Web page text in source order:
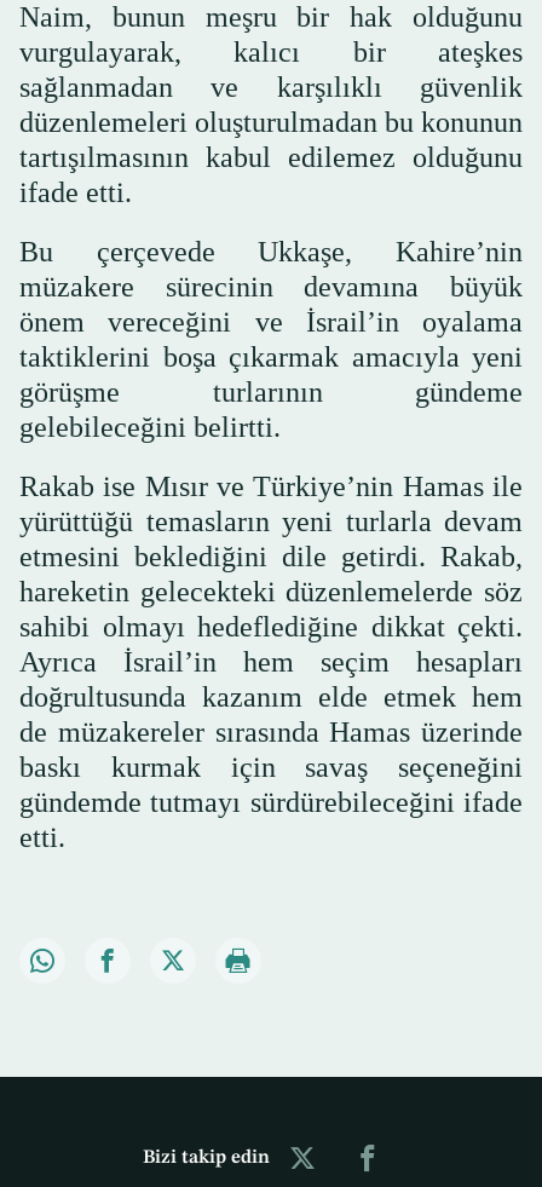
Naim, bunun meşru bir hak olduğunu
vurgulayarak, kalıcı bir ateşkes
sağlanmadan ve karşılıklı güvenlik
düzenlemeleri oluşturulmadan bu konunun
tartışılmasının kabul edilemez olduğunu
ifade etti.
Bu çerçevede Ukkaşe, Kahire’nin
müzakere sürecinin devamına büyük
önem vereceğini ve İsrail’in oyalama
taktiklerini boşa çıkarmak amacıyla yeni
görüşme turlarının gündeme
gelebileceğini belirtti.
Rakab ise Mısır ve Türkiye’nin Hamas ile
yürüttüğü temasların yeni turlarla devam
etmesini beklediğini dile getirdi. Rakab,
hareketin gelecekteki düzenlemelerde söz
sahibi olmayı hedeflediğine dikkat çekti.
Ayrıca İsrail’in hem seçim hesapları
doğrultusunda kazanım elde etmek hem
de müzakereler sırasında Hamas üzerinde
baskı kurmak için savaş seçeneğini
gündemde tutmayı sürdürebileceğini ifade
etti.
Bizi takip edin